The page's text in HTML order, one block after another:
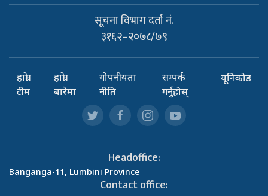
सूचना विभाग दर्ता नं.
३१६२–२०७८/७९
हाम्रो
टीम
हाम्रो
बारेमा
गोपनीयता
नीति
सम्पर्क
गर्नुहोस्
यूनिकोड
Headoffice:
Banganga-11, Lumbini Province
Contact office: